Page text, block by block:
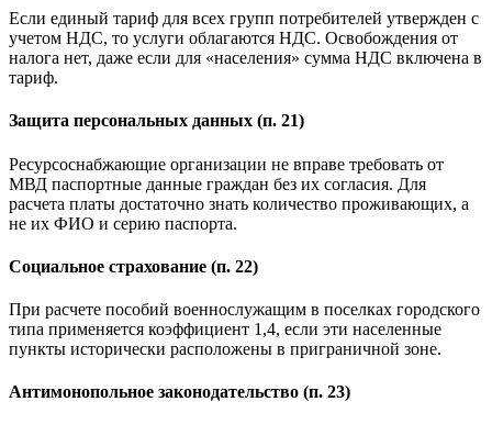
Если единый тариф для всех групп потребителей утвержден с
учетом НДС, то услуги облагаются НДС. Освобождения от
налога нет, даже если для «населения» сумма НДС включена в
тариф.
Защита персональных данных (п. 21)
Ресурсоснабжающие организации не вправе требовать от
МВД паспортные данные граждан без их согласия. Для
расчета платы достаточно знать количество проживающих, а
не их ФИО и серию паспорта.
Социальное страхование (п. 22)
При расчете пособий военнослужащим в поселках городского
типа применяется коэффициент 1,4, если эти населенные
пункты исторически расположены в приграничной зоне.
Антимонопольное законодательство (п. 23)